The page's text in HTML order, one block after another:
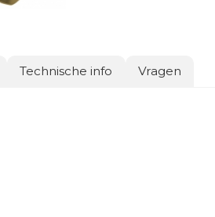
Technische info Vragen